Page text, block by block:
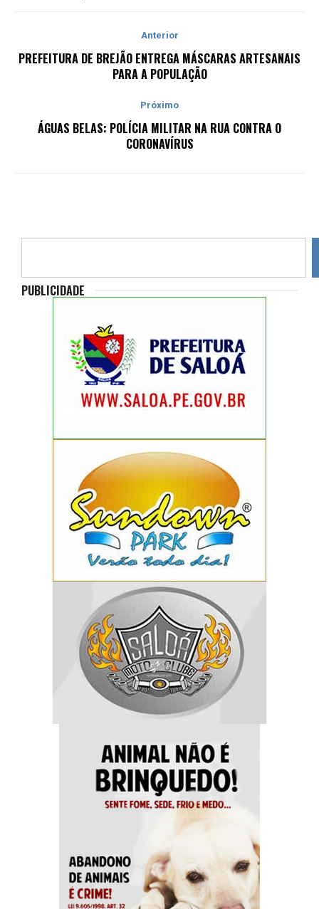
Anterior
PREFEITURA DE BREJÃO ENTREGA MÁSCARAS ARTESANAIS
PARA A POPULAÇÃO
Próximo
ÁGUAS BELAS: POLÍCIA MILITAR NA RUA CONTRA O
CORONAVÍRUS
PUBLICIDADE